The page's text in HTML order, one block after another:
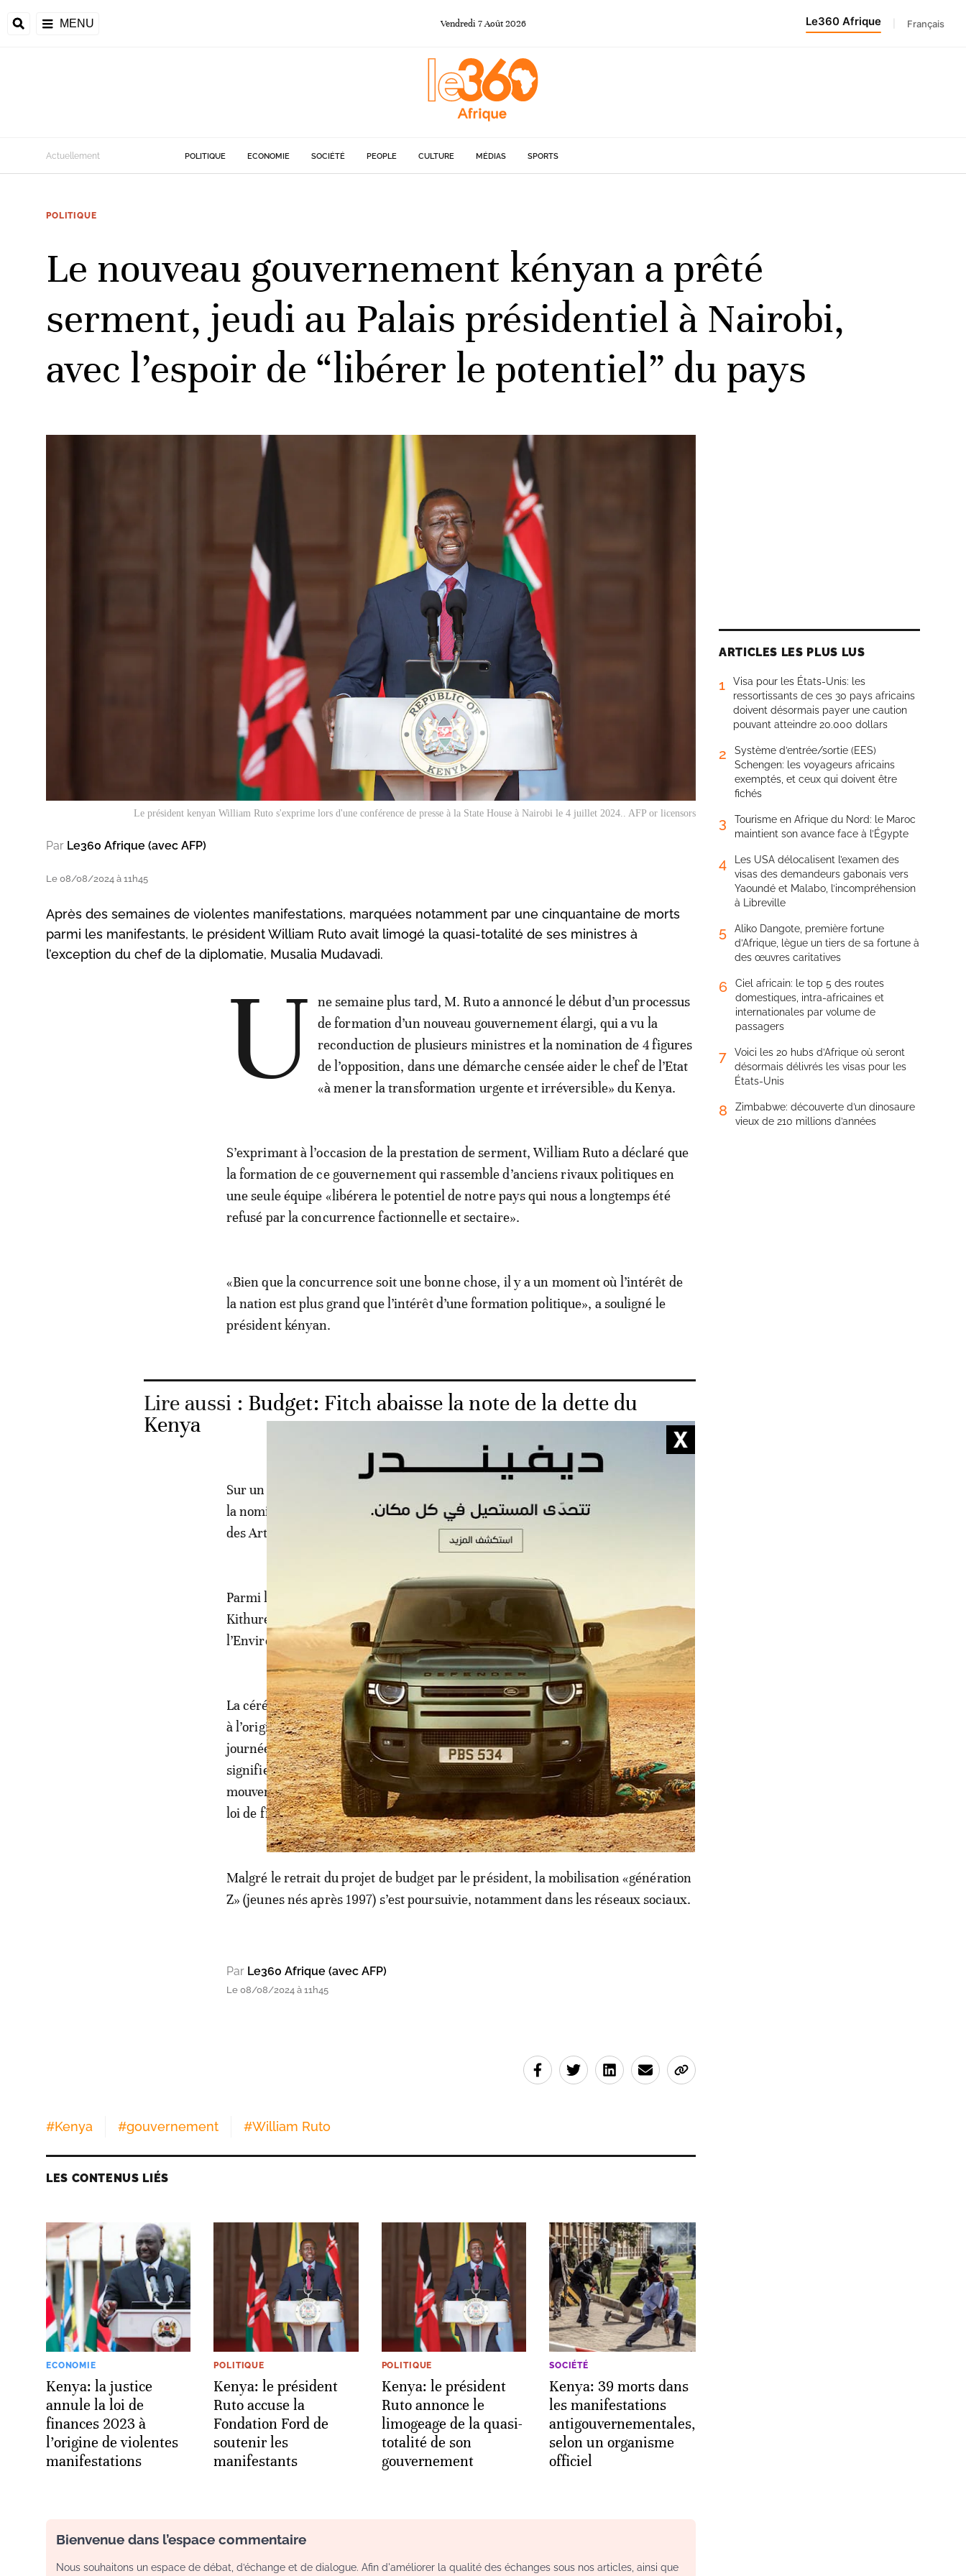
MENU Vendredi 7Août 2026 Le360 Afrique Français
Actuellement POLITIQUE ECONOMIE SOCIÉTÉ PEOPLE CULTURE MÉDIAS SPORTS
POLITIQUE
Le nouveau gouvernement kényan a prêté
serment, jeudi au Palais présidentiel à Nairobi,
avec l’espoir de “libérer le potentiel” du pays
Le président kenyan William Ruto s'exprime lors d'une conférence de presse à la State House à Nairobi le 4 juillet 2024.. AFP or licensors
Par Le360 Afrique (avec AFP)
Le 08/08/2024 à 11h45
Après des semaines de violentes manifestations, marquées notamment par une cinquantaine de morts
parmi les manifestants, le président William Ruto avait limogé la quasi-totalité de ses ministres à
l’exception du chef de la diplomatie, Musalia Mudavadi.
U
ne semaine plus tard, M. Ruto a annoncé le début d’un processus
de formation d’un nouveau gouvernement élargi, qui a vu la
reconduction de plusieurs ministres et la nomination de 4 figures
de l’opposition, dans une démarche censée aider le chef de l’Etat
«à mener la transformation urgente et irréversible» du Kenya.
S’exprimant à l’occasion de la prestation de serment, William Ruto a déclaré que
la formation de ce gouvernement qui rassemble d’anciens rivaux politiques en
une seule équipe «libérera le potentiel de notre pays qui nous a longtemps été
refusé par la concurrence factionnelle et sectaire».
«Bien que la concurrence soit une bonne chose, il y a un moment où l’intérêt de
la nation est plus grand que l’intérêt d’une formation politique», a souligné le
président kényan.
Lire aussi : Budget: Fitch abaisse la note de la dette du
Kenya
Sur un total de 20 ministres nommés, le parlement a approuvé 19 noms, rejetant
la nomination de Stella Soi Langat au poste de ministre du Genre, de la Culture,
des Arts et du Patrimoine.
Parmi les ministres reconduits, figurent notamment le ministre de l’Intérieur,
Kithure Kindiki, celui de la Défense, Aden Barre Duale, et celle de
l’Environnement, Roselinda Soipan Tuiya.
La cérémonie de prestation de serment s’est déroulée à un moment où les jeunes
à l’origine du mouvement de contestation dans le pays ont appelé à une nouvelle
journée de mobilisation jeudi.Baptisée «Nane Nane» («Huit Huit» en swahili) pour
signifier la date du 8 août, cette manifestation se veut un prolongement d’un
mouvement de contestation lancé par les jeunes kényans pour rejeter le Projet de
loi de finances 2024.
Malgré le retrait du projet de budget par le président, la mobilisation «génération
Z» (jeunes nés après 1997) s’est poursuivie, notamment dans les réseaux sociaux.
Par Le360 Afrique (avec AFP)
Le 08/08/2024 à 11h45
#Kenya #gouvernement #William Ruto
LES CONTENUS LIÉS
ECONOMIE
Kenya: la justice
annule la loi de
finances 2023 à
l’origine de violentes
manifestations
POLITIQUE
Kenya: le président
Ruto accuse la
Fondation Ford de
soutenir les
manifestants
POLITIQUE
Kenya: le président
Ruto annonce le
limogeage de la quasi-
totalité de son
gouvernement
SOCIÉTÉ
Kenya: 39 morts dans
les manifestations
antigouvernementales,
selon un organisme
officiel
Bienvenue dans l’espace commentaire
Nous souhaitons un espace de débat, d’échange et de dialogue. Afin d'améliorer la qualité des échanges sous nos articles, ainsi que
ARTICLES LES PLUS LUS
1
Visa pour les États-Unis: les
ressortissants de ces 30 pays africains
doivent désormais payer une caution
pouvant atteindre 20.000 dollars
2
Système d’entrée/sortie (EES)
Schengen: les voyageurs africains
exemptés, et ceux qui doivent être
fichés
3
Tourisme en Afrique du Nord: le Maroc
maintient son avance face à l’Égypte
4
Les USA délocalisent l’examen des
visas des demandeurs gabonais vers
Yaoundé et Malabo, l’incompréhension
à Libreville
5
Aliko Dangote, première fortune
d’Afrique, lègue un tiers de sa fortune à
des œuvres caritatives
6
Ciel africain: le top 5 des routes
domestiques, intra-africaines et
internationales par volume de
passagers
7
Voici les 20 hubs d’Afrique où seront
désormais délivrés les visas pour les
États-Unis
8
Zimbabwe: découverte d’un dinosaure
vieux de 210 millions d’années